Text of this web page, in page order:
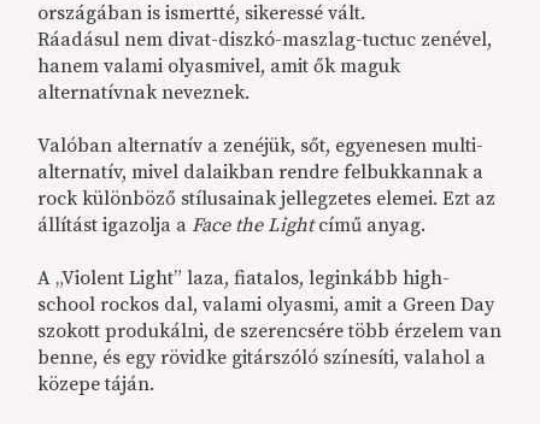
országában is ismertté, sikeressé vált.
Ráadásul nem divat-diszkó-maszlag-tuctuc zenével,
hanem valami olyasmivel, amit ők maguk
alternatívnak neveznek.
Valóban alternatív a zenéjük, sőt, egyenesen multi-
alternatív, mivel dalaikban rendre felbukkannak a
rock különböző stílusainak jellegzetes elemei. Ezt az
állítást igazolja aFace the Lightcímű anyag.
A „Violent Light” laza, fiatalos, leginkább high-
school rockos dal, valami olyasmi, amit a Green Day
szokott produkálni, de szerencsére több érzelem van
benne, és egy rövidke gitárszóló színesíti, valahol a
közepe táján.